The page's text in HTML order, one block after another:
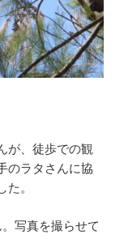
が、徒歩での観
のラタさんに協
。
写真を撮らせて